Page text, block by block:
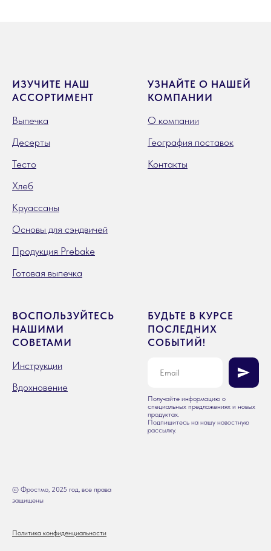
ИЗУЧИТЕ НАШ
АССОРТИМЕНТ
Выпечка
Десерты
Тесто
Хлеб
Круассаны
Основы для сэндвичей
Продукция Prebake
Готовая выпечка
УЗНАЙТЕ О НАШЕЙ
КОМПАНИИ
О компании
География поставок
Контакты
ВОСПОЛЬЗУЙТЕСЬ
НАШИМИ
СОВЕТАМИ
Инструкции
Вдохновение
БУДЬТЕ В КУРСЕ
ПОСЛЕДНИХ
СОБЫТИЙ!
Получайте информацию о
специальных предложениях и новых
продуктах.
Подпишитесь на нашу новостную
рассылку.
© Фростмо, 2025 год, все права
защищены
Политика конфиденциальности